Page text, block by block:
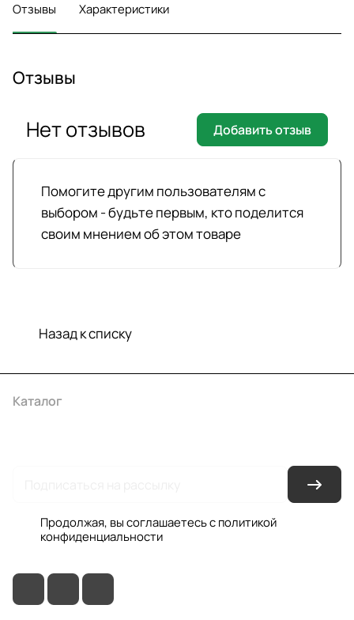
Отзывы Характеристики
Отзывы
Помогите другим пользователям с
выбором - будьте первым, кто поделится
своим мнением об этом товаре
Нет отзывов Добавить отзыв
Назад к списку
Каталог
Продолжая, вы соглашаетесь с политикой
конфиденциальности